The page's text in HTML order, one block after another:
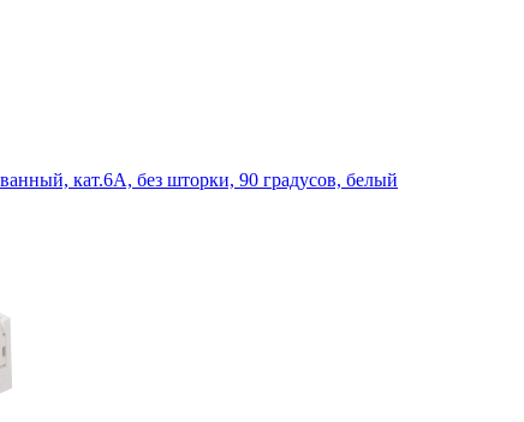
кат.6A, без шторки, 90 градусов, белый